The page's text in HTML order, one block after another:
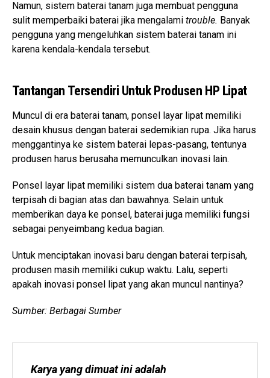
Namun, sistem baterai tanam juga membuat pengguna
sulit memperbaiki baterai jika mengalami trouble. Banyak
pengguna yang mengeluhkan sistem baterai tanam ini
karena kendala-kendala tersebut.
Tantangan Tersendiri Untuk Produsen HP Lipat
Muncul di era baterai tanam, ponsel layar lipat memiliki
desain khusus dengan baterai sedemikian rupa. Jika harus
menggantinya ke sistem baterai lepas-pasang, tentunya
produsen harus berusaha memunculkan inovasi lain.
Ponsel layar lipat memiliki sistem dua baterai tanam yang
terpisah di bagian atas dan bawahnya. Selain untuk
memberikan daya ke ponsel, baterai juga memiliki fungsi
sebagai penyeimbang kedua bagian.
Untuk menciptakan inovasi baru dengan baterai terpisah,
produsen masih memiliki cukup waktu. Lalu, seperti
apakah inovasi ponsel lipat yang akan muncul nantinya?
Sumber: Berbagai Sumber
Karya yang dimuat ini adalah